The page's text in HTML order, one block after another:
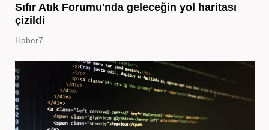
Sıfır Atık Forumu'nda geleceğin yol haritası
çizildi
Haber7